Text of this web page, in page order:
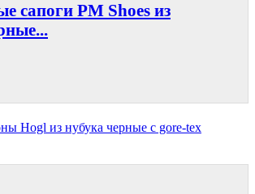
сапоги РМ Shoes из